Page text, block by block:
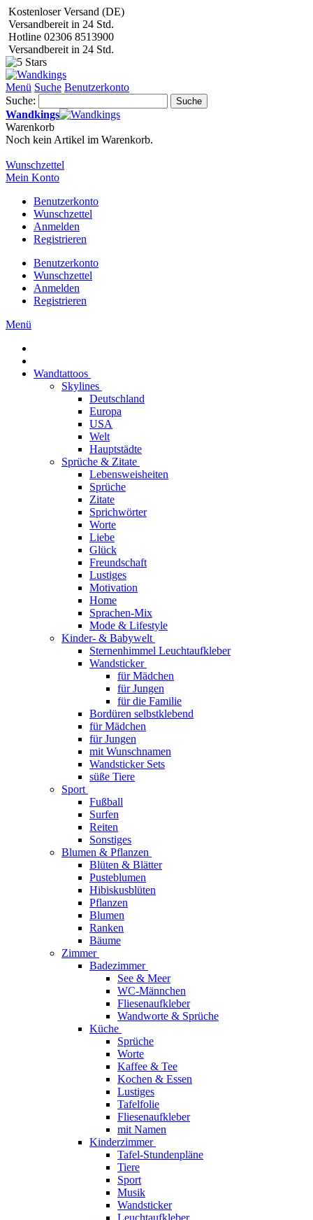
Kostenloser Versand (DE)
Versandbereit in 24 Std.
Hotline 02306 8513900
Versandbereit in 24 Std.
Menü Suche Benutzerkonto
Suche:
Suche
Wandkings
Warenkorb
Noch kein Artikel im Warenkorb.
Wunschzettel
Mein Konto
Benutzerkonto
Wunschzettel
Anmelden
Registrieren
Benutzerkonto
Wunschzettel
Anmelden
Registrieren
Menü
Wandtattoos
Skylines
Deutschland
Europa
USA
Welt
Hauptstädte
Sprüche & Zitate
Lebensweisheiten
Sprüche
Zitate
Sprichwörter
Worte
Liebe
Glück
Freundschaft
Lustiges
Motivation
Home
Sprachen-Mix
Mode & Lifestyle
Kinder- & Babywelt
Sternenhimmel Leuchtaufkleber
Wandsticker
für Mädchen
für Jungen
für die Familie
Bordüren selbstklebend
für Mädchen
für Jungen
mit Wunschnamen
Wandsticker Sets
süße Tiere
Sport
Fußball
Surfen
Reiten
Sonstiges
Blumen & Pflanzen
Blüten & Blätter
Pusteblumen
Hibiskusblüten
Pflanzen
Blumen
Ranken
Bäume
Zimmer
Badezimmer
See & Meer
WC-Männchen
Fliesenaufkleber
Wandworte & Sprüche
Küche
Sprüche
Worte
Kaffee & Tee
Kochen & Essen
Lustiges
Tafelfolie
Fliesenaufkleber
mit Namen
Kinderzimmer
Tafel-Stundenpläne
Tiere
Sport
Musik
Wandsticker
Leuchtaufkleber